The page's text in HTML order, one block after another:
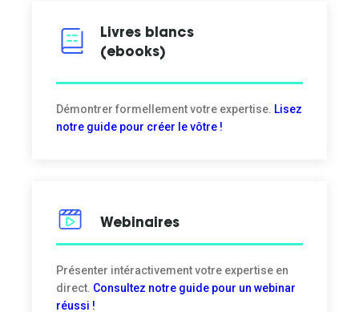
Livres blancs
(ebooks)
Démontrer formellement votre expertise. Lisez
notre guide pour créer le vôtre !
Webinaires
Présenter intéractivement votre expertise en
direct. Consultez notre guide pour un webinar
réussi !